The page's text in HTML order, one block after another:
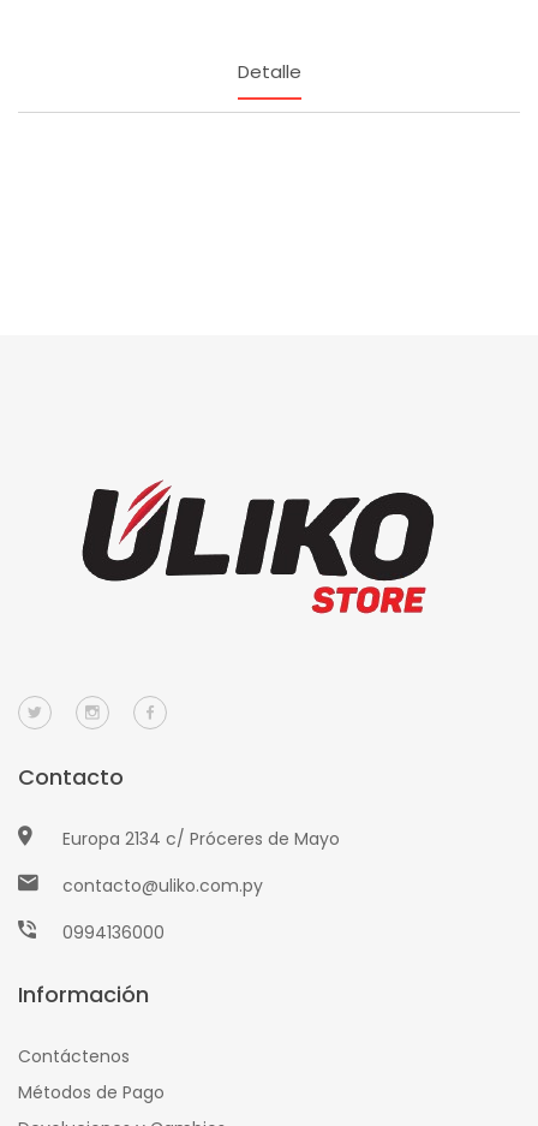
Detalle
Contacto
Europa 2134 c/ Próceres de Mayo
contacto@uliko.com.py
0994136000
Información
Contáctenos
Métodos de Pago